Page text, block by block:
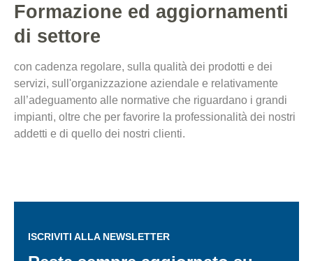
Formazione ed aggiornamenti
di settore
con cadenza regolare, sulla qualità dei prodotti e dei
servizi, sull'organizzazione aziendale e relativamente
all’adeguamento alle normative che riguardano i grandi
impianti, oltre che per favorire la professionalità dei nostri
addetti e di quello dei nostri clienti.
ISCRIVITI ALLA NEWSLETTER